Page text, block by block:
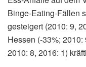
Binge-Eating-Fällen
gesteigert (2010: 9,
Hessen (-33%;
2010: 8, 2016: 1)